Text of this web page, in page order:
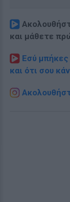
και μάθετε
Εσύ
και ότι σου